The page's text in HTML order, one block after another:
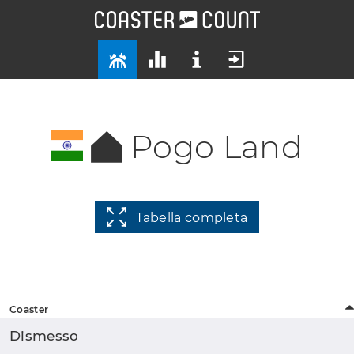
Pogo Land
Tabella completa
Coaster
Dismesso